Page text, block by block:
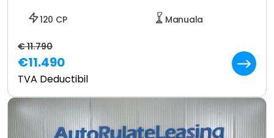
120 CP Manuala
€ 11.790
€11.490
TVA Deductibil